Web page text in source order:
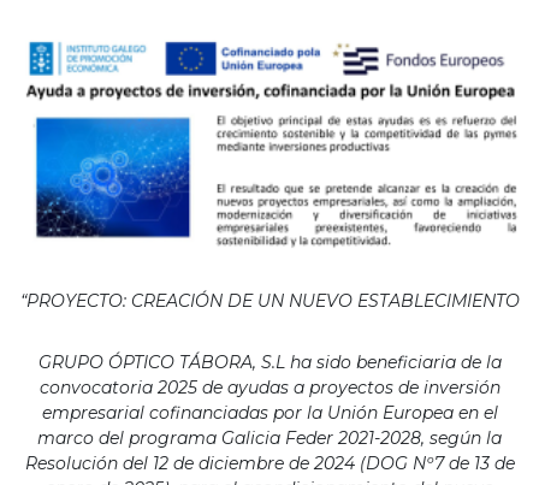
“PROYECTO: CREACIÓN DE UN NUEVO ESTABLECIMIENTO
GRUPO ÓPTICO TÁBORA, S.L ha sido beneficiaria de la
convocatoria 2025 de ayudas a proyectos de inversión
empresarial cofinanciadas por la Unión Europea en el
marco del programa Galicia Feder 2021-2028, según la
Resolución del 12 de diciembre de 2024 (DOG Nº7 de 13 de